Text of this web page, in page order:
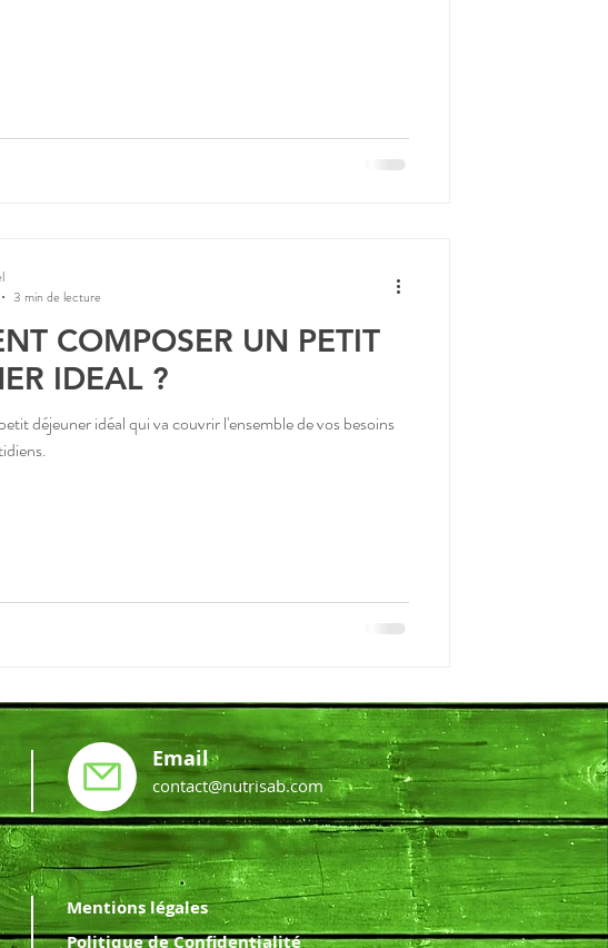
COMPOSER UN PETIT
IDEAL ?
déjeuner idéal qui va couvrir l'ensemble de vos besoins
3 min de lecture
Email
contact@nutrisab.com
Mentions légales
Politique de Confidentialité